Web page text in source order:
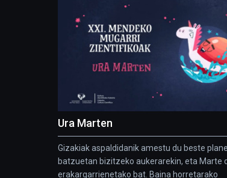
Ura Marten
Gizakiak aspaldidanik amestu du beste
batzuetan bizitzeko aukerarekin, eta Marte
erakargarrienetako bat. Baina horretarako